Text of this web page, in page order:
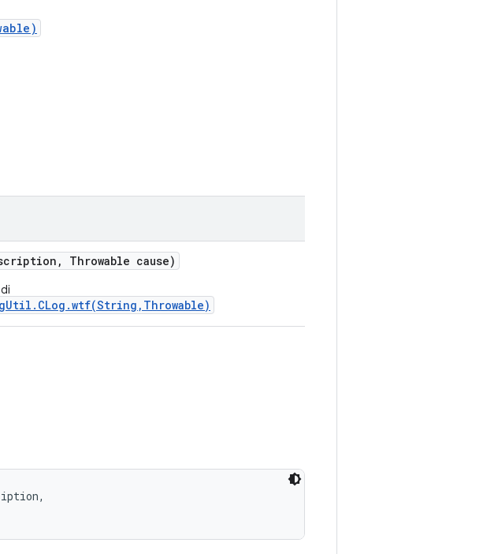
, Throwable cause)